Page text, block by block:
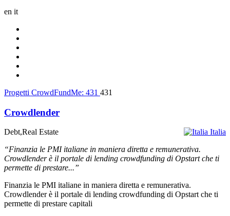
en it
Progetti CrowdFundMe: 431 431
Crowdlender
Italia
Debt,Real Estate
“Finanzia le PMI italiane in maniera diretta e remunerativa.
Crowdlender è il portale di lending crowdfunding di Opstart che ti
permette di prestare...”
Finanzia le PMI italiane in maniera diretta e remunerativa.
Crowdlender è il portale di lending crowdfunding di Opstart che ti
permette di prestare capitali